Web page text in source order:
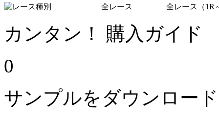
全レース 全レース（1R
カンタン！ 購入ガイド
0
サンプルをダウンロー